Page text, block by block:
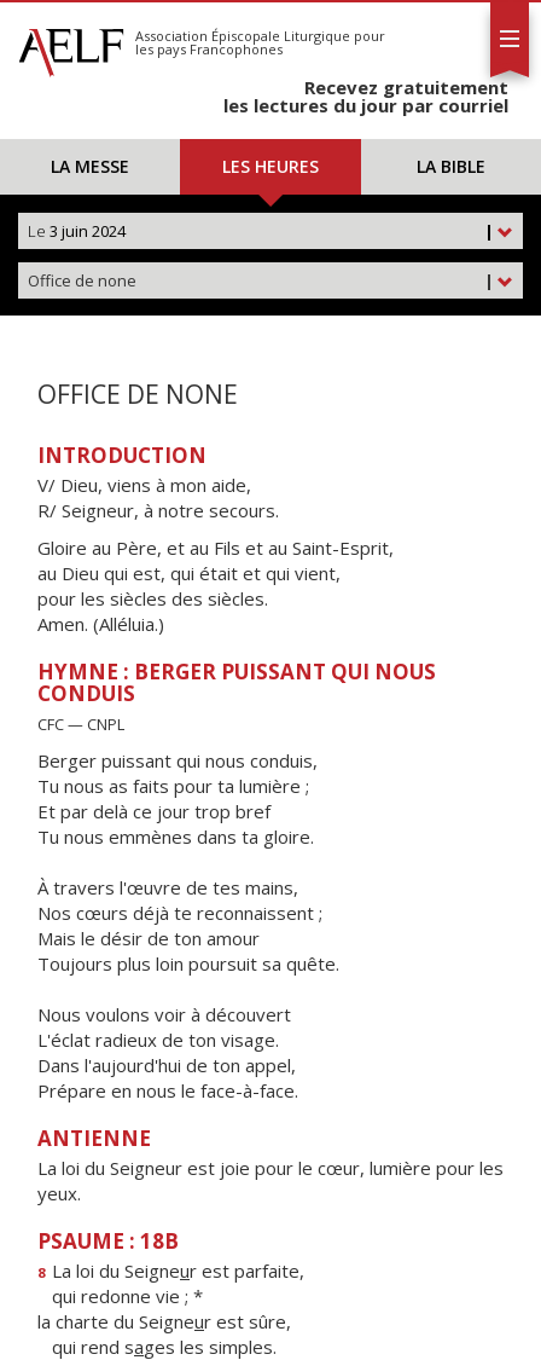
S'abonner
Calendrier
Association Épiscopale Liturgique pour
les pays Francophones
Recevez gratuitement
les lectures du jour par courriel
LA MESSE LES HEURES LA BIBLE
|
Le 3 juin 2024
|
Office de none
OFFICE DE NONE
INTRODUCTION
V/ Dieu, viens à mon aide,
R/ Seigneur, à notre secours.
Gloire au Père, et au Fils et au Saint-Esprit,
au Dieu qui est, qui était et qui vient,
pour les siècles des siècles.
Amen. (Alléluia.)
HYMNE : BERGER PUISSANT QUI NOUS
CONDUIS
CFC — CNPL
Berger puissant qui nous conduis,
Tu nous as faits pour ta lumière ;
Et par delà ce jour trop bref
Tu nous emmènes dans ta gloire.
À travers l'œuvre de tes mains,
Nos cœurs déjà te reconnaissent ;
Mais le désir de ton amour
Toujours plus loin poursuit sa quête.
Nous voulons voir à découvert
L'éclat radieux de ton visage.
Dans l'aujourd'hui de ton appel,
Prépare en nous le face-à-face.
ANTIENNE
La loi du Seigneur est joie pour le cœur, lumière pour les
yeux.
PSAUME : 18B
8 La loi du Seigneur est parfaite,
qui redonne vie ; *
la charte du Seigneur est sûre,
qui rend sages les simples.